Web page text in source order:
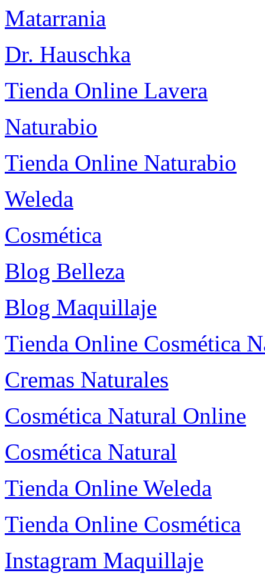
Matarrania
Dr. Hauschka
Tienda Online Lavera
Naturabio
Tienda Online Naturabio
Weleda
Cosmética
Blog Belleza
Blog Maquillaje
Tienda Online Cosmética
Cremas Naturales
Cosmética Natural Online
Cosmética Natural
Tienda Online Weleda
Tienda Online Cosmética
Instagram Maquillaje